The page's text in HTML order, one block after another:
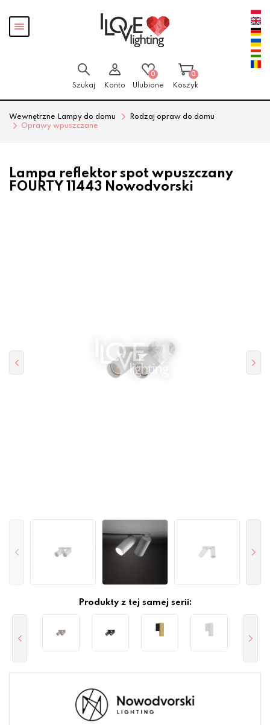
Pokaż
menu
Szukaj Konto
0
Ulubione
0
Koszyk
Wewnętrzne Lampy do domu
Rodzaj opraw do domu
Oprawy wpuszczane
Lampa reflektor spot wpuszczany
FOURTY 11443 Nowodvorski
Produkty z tej samej serii: